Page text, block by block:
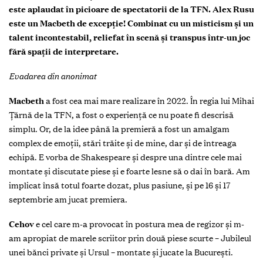
este aplaudat în picioare de spectatorii de la TFN. Alex Rusu
este un Macbeth de excepție! Combinat cu un misticism și un
talent incontestabil, reliefat în scenă și transpus într-un joc
fără spații de interpretare.
Evadarea din anonimat
Macbetha fost cea mai mare realizare în 2022. În regia lui Mihai
Țărnă de la TFN, a fost o experiență ce nu poate fi descrisă
simplu. Or, de la idee până la premieră a fost un amalgam
complex de emoții, stări trăite și de mine, dar și de întreaga
echipă. E vorba de Shakespeare și despre una dintre cele mai
montate și discutate piese și e foarte lesne să o dai în bară. Am
implicat însă totul foarte dozat, plus pasiune, și pe 16 și 17
septembrie am jucat premiera.
Cehove cel care m-a provocat în postura mea de regizor și m-
am apropiat de marele scriitor prin două piese scurte – Jubileul
unei bănci private și Ursul – montate și jucate la București.